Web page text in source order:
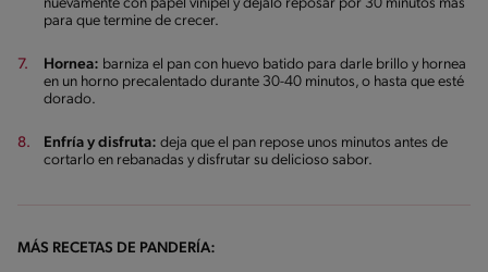
nuevamente con papel vinipel y déjalo reposar por 30 minutos más
para que termine de crecer.
Hornea: barniza el pan con huevo batido para darle brillo y hornea
en un horno precalentado durante 30-40 minutos, o hasta que esté
dorado.
Enfría y disfruta: deja que el pan repose unos minutos antes de
cortarlo en rebanadas y disfrutar su delicioso sabor.
MÁS RECETAS DE PANDERÍA: